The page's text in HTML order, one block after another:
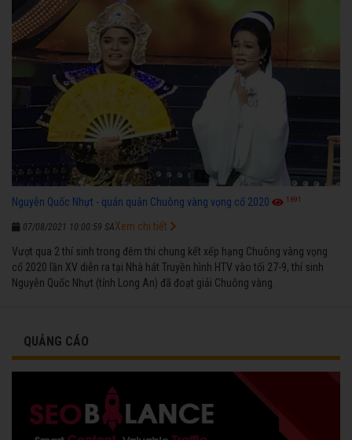
Nguyễn Quốc Nhựt - quán quân Chuông vàng vọng cổ 2020 1691
07/08/2021 10:00:59 SA
Vượt qua 2 thí sinh trong đêm thi chung kết xếp hạng Chuông vàng vọng
cổ 2020 lần XV diễn ra tại Nhà hát Truyền hình HTV vào tối 27-9, thí sinh
Nguyễn Quốc Nhựt (tỉnh Long An) đã đoạt giải Chuông vàng.
Xem chi tiết
QUẢNG CÁO